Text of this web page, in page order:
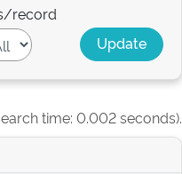
record
time: 0.002 seconds).